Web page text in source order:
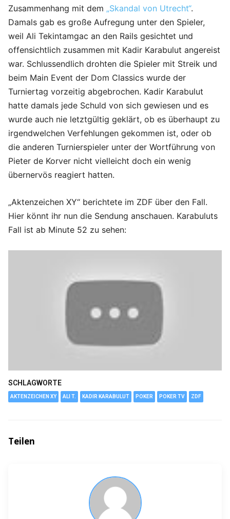
Zusammenhang mit dem „Skandal von Utrecht“.
Damals gab es große Aufregung unter den Spieler,
weil Ali Tekintamgac an den Rails gesichtet und
offensichtlich zusammen mit Kadir Karabulut angereist
war. Schlussendlich drohten die Spieler mit Streik und
beim Main Event der Dom Classics wurde der
Turniertag vorzeitig abgebrochen. Kadir Karabulut
hatte damals jede Schuld von sich gewiesen und es
wurde auch nie letztgültig geklärt, ob es überhaupt zu
irgendwelchen Verfehlungen gekommen ist, oder ob
die anderen Turnierspieler unter der Wortführung von
Pieter de Korver nicht vielleicht doch ein wenig
übernervös reagiert hatten.
„Aktenzeichen XY“ berichtete im ZDF über den Fall.
Hier könnt ihr nun die Sendung anschauen. Karabuluts
Fall ist ab Minute 52 zu sehen:
SCHLAGWORTE
AKTENZEICHEN XY ALI T. KADIR KARABULUT POKER POKER TV ZDF
Teilen